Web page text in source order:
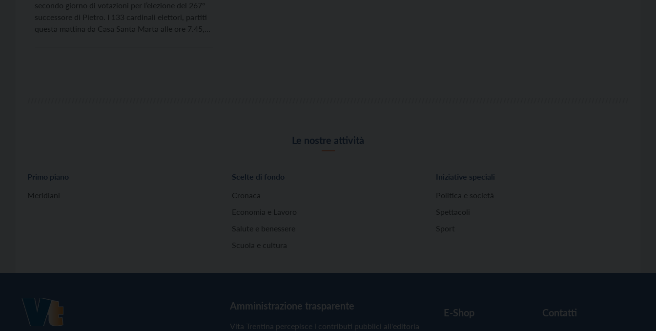
secondo giorno di votazioni per l’elezione del 267°
successore di Pietro. I 133 cardinali elettori, partiti
questa mattina da Casa Santa Marta alle ore 7.45,
Le nostre attività
Primo piano
Meridiani
Scelte di fondo
Cronaca
Economia e Lavoro
Salute e benessere
Scuola e cultura
Iniziative speciali
Politica e società
Spettacoli
Sport
Amministrazione trasparente
Vita Trentina percepisce i contributi pubblici all'editoria
E-Shop Contatti